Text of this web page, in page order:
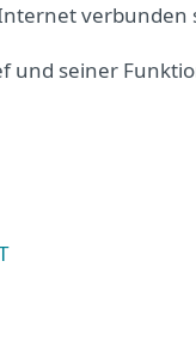
verbunden
und seiner